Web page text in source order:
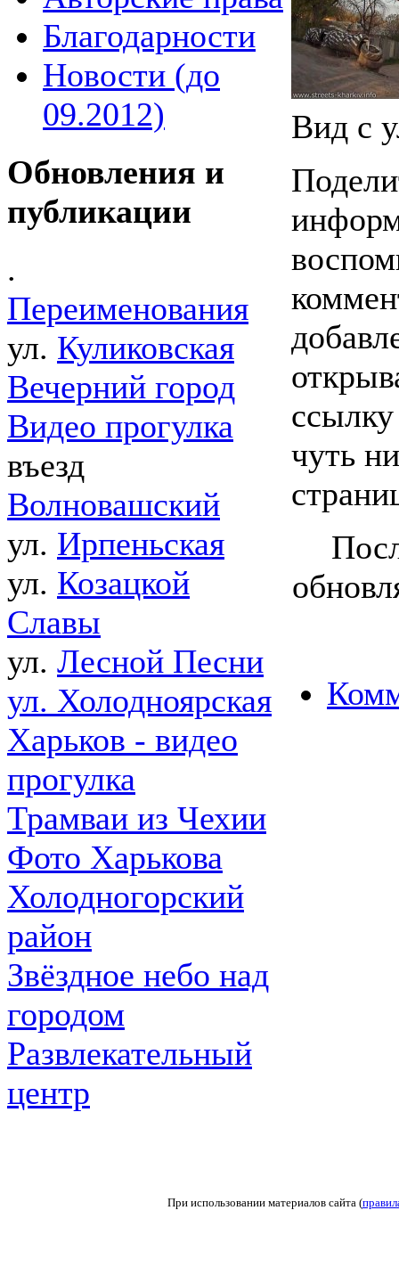
Благодарности
Новости (до
09.2012)
Обновления и
публикации
.
Переименования
ул. Куликовская
Вечерний город
Видео прогулка
въезд
Волновашский
ул. Ирпеньская
ул. Козацкой
Славы
ул. Лесной Песни
ул. Холодноярская
Харьков - видео
прогулка
Трамваи из Чехии
Фото Харькова
Холодногорский
район
Звёздное небо над
городом
Развлекательный
центр
Вид с
чуть
При использовании материалов сайта (